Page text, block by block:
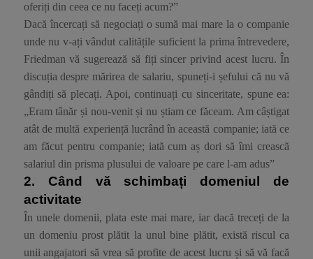
oferiți din ceea ce nu faceți acum?”
Dacă încercați să negociați o sumă mai mare la o companie
unde nu v-ați vândut calitățile suficient la prima întrevedere,
Friedman vă sugerează să fiți sincer privind acest lucru. În
discuția despre mărirea de salariu, spuneți-i șefului că nu vă
gândiți să plecați. Apoi, continuați cu sinceritate, spune ea:
„Eram tânăr și nou-venit și nu știam ce făceam. Am câștigat
atât de multă experiență lucrând în această companie; iată ce
am făcut pentru companie; iată cum aș dori să îmi crească
salariul din prisma plusului de valoare pe care l-am adus”
2. Când vă schimbați domeniul de
activitate
În unele domenii, plata este mai mare, iar dacă treceți de la
un domeniu prost plătit la unul bine plătit, există riscul ca
unii angajatori să vrea să profite de acest lucru și să vă facă